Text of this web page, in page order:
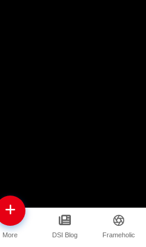
More DSI Blog Frameholic